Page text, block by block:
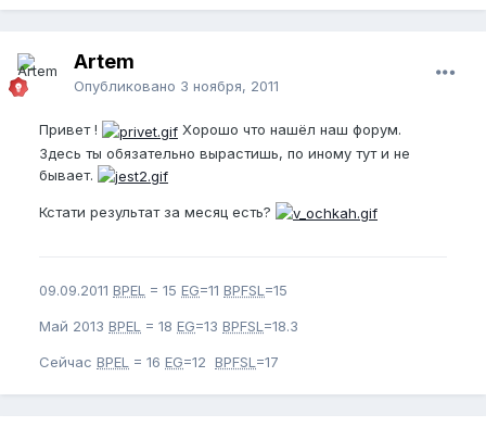
Artem
Опубликовано 3 ноября, 2011
Привет !
Хорошо что нашёл наш форум.
Здесь ты обязательно вырастишь, по иному тут и не
бывает.
Кстати результат за месяц есть?
09.09.2011 BPEL = 15 EG=11 BPFSL =15
Май 2013 BPEL = 18 EG=13 BPFSL =18.3
Сейчас BPEL = 16 EG=12 BPFSL =17